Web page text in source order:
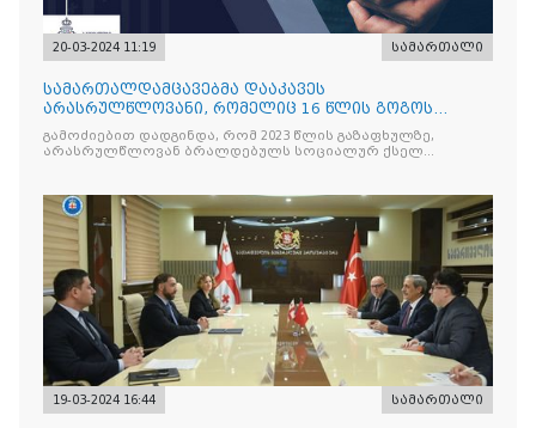
20-03-2024 11:19 სამართალი
სამართალდამცავებმა დააკავეს
არასრულწლოვანი, რომელიც 16 წლის გოგოს
ინტიმური შინაარსის ვიდეოს გასაჯაროებით
აშანტაჟებდა
გამოძიებით დადგინდა, რომ 2023 წლის გაზაფხულზე,
არასრულწლოვან ბრალდებულს სოციალურ ქსელ
19-03-2024 16:44 სამართალი